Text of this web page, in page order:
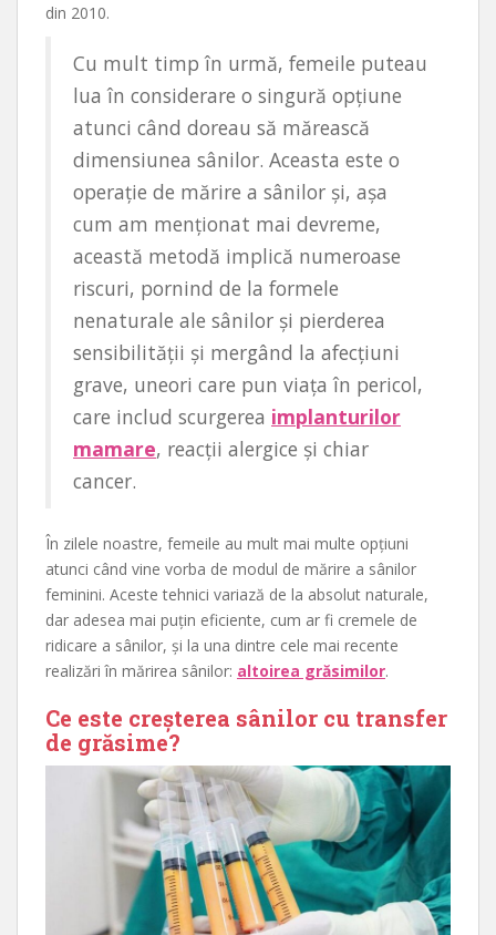
din 2010.
Cu mult timp în urmă, femeile puteau
lua în considerare o singură opțiune
atunci când doreau să mărească
dimensiunea sânilor. Aceasta este o
operație de mărire a sânilor și, așa
cum am menționat mai devreme,
această metodă implică numeroase
riscuri, pornind de la formele
nenaturale ale sânilor și pierderea
sensibilității și mergând la afecțiuni
grave, uneori care pun viața în pericol,
care includ scurgerea implanturilor
mamare, reacții alergice și chiar
cancer.
În zilele noastre, femeile au mult mai multe opțiuni
atunci când vine vorba de modul de mărire a sânilor
feminini. Aceste tehnici variază de la absolut naturale,
dar adesea mai puțin eficiente, cum ar fi cremele de
ridicare a sânilor, și la una dintre cele mai recente
realizări în mărirea sânilor: altoirea grăsimilor.
Ce este creșterea sânilor cu transfer
de grăsime?